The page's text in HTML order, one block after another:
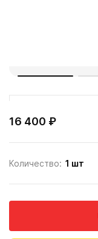
16 400 ₽
Количество: 1 шт